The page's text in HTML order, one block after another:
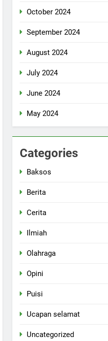
October 2024
September 2024
August 2024
July 2024
June 2024
May 2024
Categories
Baksos
Berita
Cerita
Ilmiah
Olahraga
Opini
Puisi
Ucapan selamat
Uncategorized